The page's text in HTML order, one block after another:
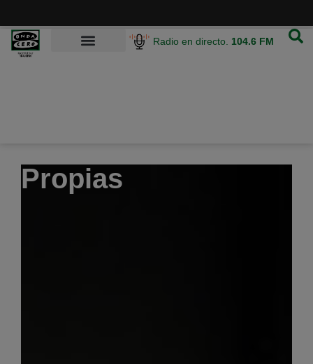
Radio en directo. 104.6 FM
Propias